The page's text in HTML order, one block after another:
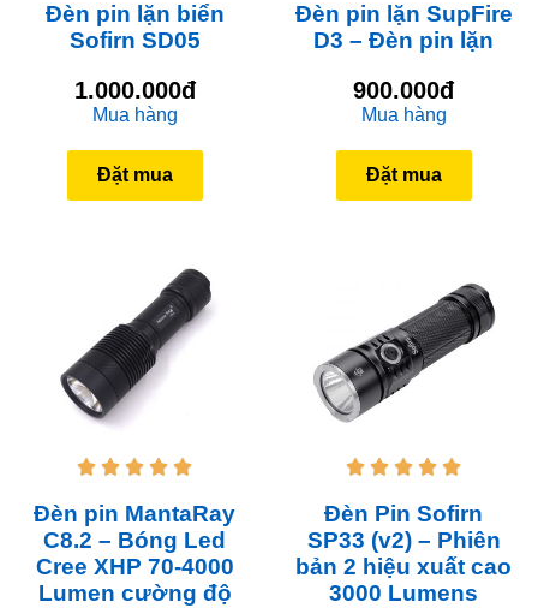
Đèn pin lặn biển
Sofirn SD05
1.000.000đ
Mua hàng
Đặt mua
Đèn pin lặn SupFire
D3 – Đèn pin lặn
900.000đ
Mua hàng
Đặt mua
    
Đèn pin MantaRay
C8.2 – Bóng Led
Cree XHP 70-4000
Lumen cường độ
    
Đèn Pin Sofirn
SP33 (v2) – Phiên
bản 2 hiệu xuất cao
3000 Lumens